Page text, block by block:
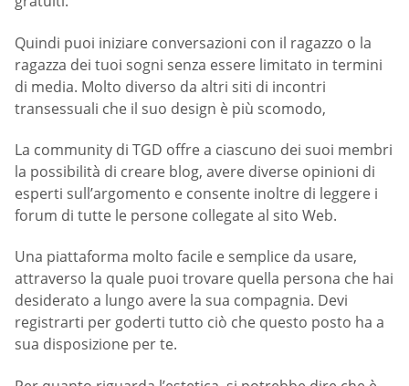
Quindi puoi iniziare conversazioni con il ragazzo o la
ragazza dei tuoi sogni senza essere limitato in termini
di media. Molto diverso da altri siti di incontri
transessuali che il suo design è più scomodo,
La community di TGD offre a ciascuno dei suoi membri
la possibilità di creare blog, avere diverse opinioni di
esperti sull’argomento e consente inoltre di leggere i
forum di tutte le persone collegate al sito Web.
Una piattaforma molto facile e semplice da usare,
attraverso la quale puoi trovare quella persona che hai
desiderato a lungo avere la sua compagnia. Devi
registrarti per goderti tutto ciò che questo posto ha a
sua disposizione per te.